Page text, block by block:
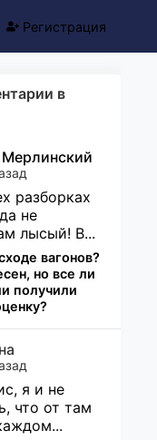
Регистрация
в
Мерлинский
разборках
не
лысый! В...
вагонов?
но все ли
получили
я и не
что от там